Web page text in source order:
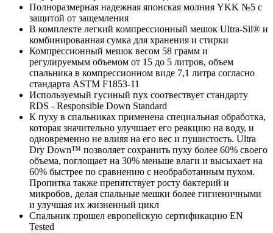
Полноразмерная надежная японская молния YKK №5 с
защитой от защемления
В комплекте легкий компрессионный мешок Ultra-Sil® и
комбинированная сумка для хранения и стирки
Компрессионный мешок весом 58 грамм и
регулируемым объемом от 15 до 5 литров, объем
спальника в компрессионном виде 7,1 литра согласно
стандарта ASTM F1853-11
Используемый гусиный пух соотвествует стандарту
RDS - Responsible Down Standard
К пуху в спальниках применена специальная обработка,
которая значительно улучшает его реакцию на воду, и
одновременно не влияя на его вес и пушистость. Ultra
Dry Down™ позволяет сохранить пуху более 60% своего
объема, поглощает на 30% меньше влаги и высыхает на
60% быстрее по сравнению с необработанным пухом.
Пропитка также препятствует росту бактерий и
микробов, делая спальные мешки более гигиеничными
и улучшая их жизненный цикл
Спальник прошел европейскую сертификацию EN
Tested